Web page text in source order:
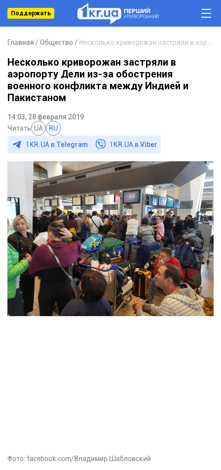
Поддержать
Главная Общество
Несколько криворожан застряли в
аэропорту Дели из-за обострения
военного конфликта между Индией и
Пакистаном
14:03, 28 февраля 2019
Читать UA RU
1KR.UA в Telegram 1KR.UA вViber
Фото: facebook.com/Владимир Шабловский